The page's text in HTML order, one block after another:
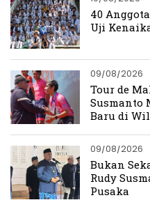
40
Uji
09/08/2026
Tour de
Susmanto
Baru di
09/08/2026
Bukan
Rudy
Pusaka